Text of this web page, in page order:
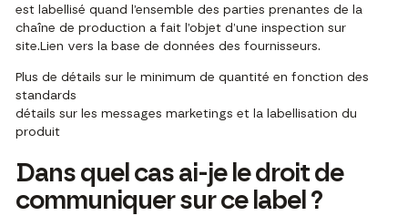
est labellisé quand l’ensemble des parties prenantes de la
chaîne de production a fait l’objet d’une inspection sur
site. Lien vers la base de données des fournisseurs.
Plus de détails sur le minimum de quantité en fonction des
standards
détails sur les messages marketings et la labellisation du
produit
Dans quel cas ai-je le droit de
communiquer sur ce label ?